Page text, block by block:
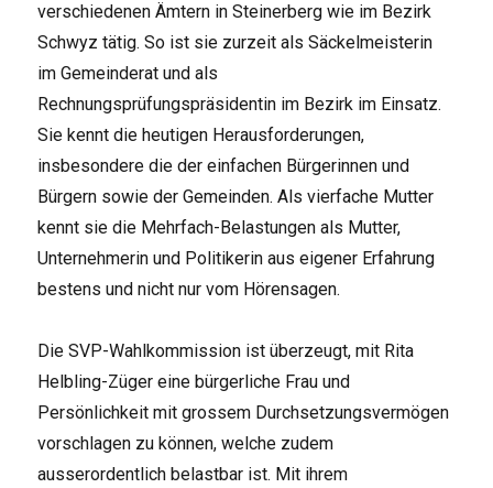
verschiedenen Ämtern in Steinerberg wie im Bezirk
Schwyz tätig. So ist sie zurzeit als Säckelmeisterin
im Gemeinderat und als
Rechnungsprüfungspräsidentin im Bezirk im Einsatz.
Sie kennt die heutigen Herausforderungen,
insbesondere die der einfachen Bürgerinnen und
Bürgern sowie der Gemeinden. Als vierfache Mutter
kennt sie die Mehrfach-Belastungen als Mutter,
Unternehmerin und Politikerin aus eigener Erfahrung
bestens und nicht nur vom Hörensagen.
Die SVP-Wahlkommission ist überzeugt, mit Rita
Helbling-Züger eine bürgerliche Frau und
Persönlichkeit mit grossem Durchsetzungsvermögen
vorschlagen zu können, welche zudem
ausserordentlich belastbar ist. Mit ihrem